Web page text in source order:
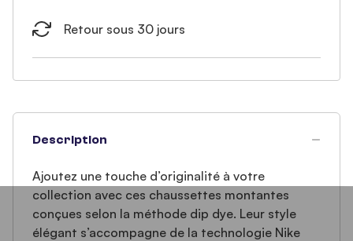
Retour sous 30 jours
Description
Ajoutez une touche d’originalité à votre
collection avec ces chaussettes montantes
conçues selon la méthode dip dye. Leur style
élégant s’accompagne de la technologie Nike